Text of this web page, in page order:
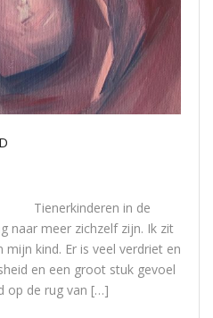
Tienerkinderen in de
naar meer zichzelf zijn. Ik zit
kind. Er is veel verdriet en
en een groot stuk gevoel
op de rug van […]